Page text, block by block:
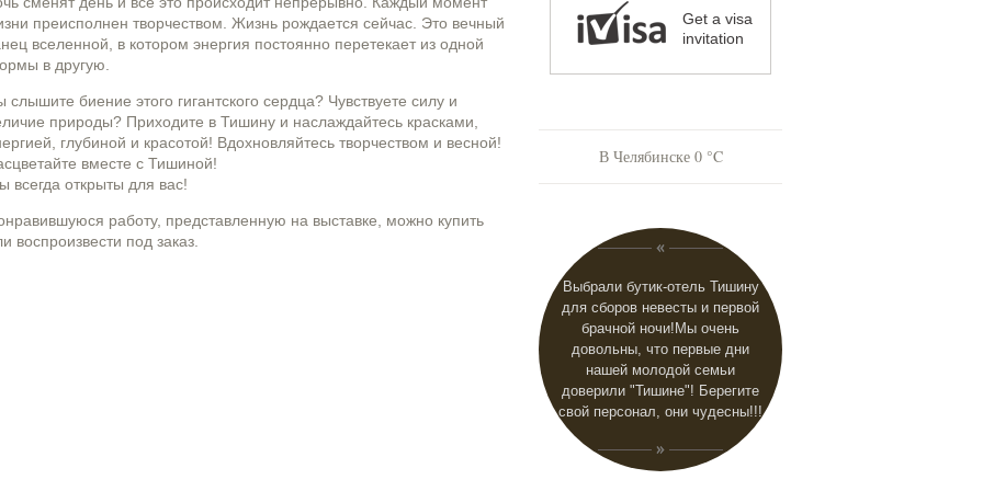
преисполнен творчеством. Жизнь рождается сейчас. Это вечный
вселенной, в котором энергия постоянно перетекает из одной
в другую.
слышите биение этого гигантского сердца? Чувствуете силу и
природы? Приходите в Тишину и наслаждайтесь красками,
глубиной и красотой! Вдохновляйтесь творчеством и весной!
вместе с Тишиной!
всегда открыты для вас!
работу, представленную на выставке, можно купить
воспроизвести под заказ.
Get a visa
invitation
В Челябинске 0
Выбрали бутик-отель Тишину
для сборов невесты и первой
брачной ночи!Мы очень
довольны, что первые дни
нашей молодой семьи
доверили "Тишине"! Берегите
свой персонал, они чудесны!!!